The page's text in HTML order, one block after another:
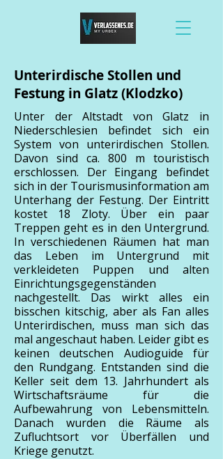
Unterirdische Stollen und
Festung in Glatz (Klodzko)
Unter der Altstadt von Glatz in
Niederschlesien befindet sich ein
System von unterirdischen Stollen.
Davon sind ca. 800 m touristisch
erschlossen. Der Eingang befindet
sich in der Tourismusinformation am
Unterhang der Festung. Der Eintritt
kostet 18 Zloty. Über ein paar
Treppen geht es in den Untergrund.
In verschiedenen Räumen hat man
das Leben im Untergrund mit
verkleideten Puppen und alten
Einrichtungsgegenständen
nachgestellt. Das wirkt alles ein
bisschen kitschig, aber als Fan alles
Unterirdischen, muss man sich das
mal angeschaut haben. Leider gibt es
keinen deutschen Audioguide für
den Rundgang. Entstanden sind die
Keller seit dem 13. Jahrhundert als
Wirtschaftsräume für die
Aufbewahrung von Lebensmitteln.
Danach wurden die Räume als
Zufluchtsort vor Überfällen und
Kriege genutzt.